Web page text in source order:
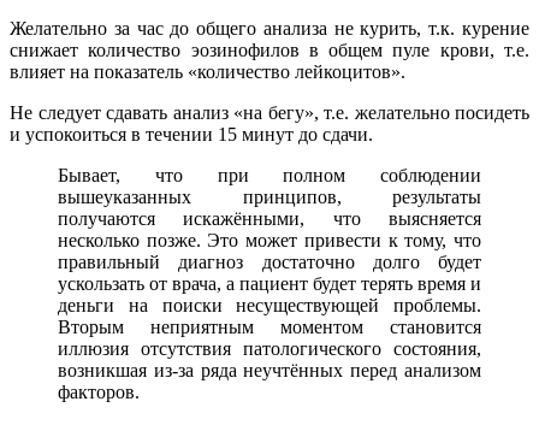
Желательно за час до общего анализа не курить, т.к. курение
снижает количество эозинофилов в общем пуле крови, т.е.
влияет на показатель «количество лейкоцитов».
Не следует сдавать анализ «на бегу», т.е. желательно посидеть
и успокоиться в течении 15 минут до сдачи.
Бывает, что при полном соблюдении
вышеуказанных принципов, результаты
получаются искажёнными, что выясняется
несколько позже. Это может привести к тому, что
правильный диагноз достаточно долго будет
ускользать от врача, а пациент будет терять время и
деньги на поиски несуществующей проблемы.
Вторым неприятным моментом становится
иллюзия отсутствия патологического состояния,
возникшая из-за ряда неучтённых перед анализом
факторов.